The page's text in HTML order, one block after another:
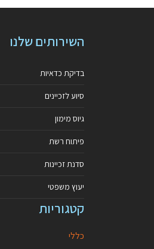
השירותים שלנו
בדיקת כדאיות
סיוע לזכיינים
גיוס מימון
פיתוח רשת
סדנת זכיינות
יעוץ משפטי
קטגוריות
כללי